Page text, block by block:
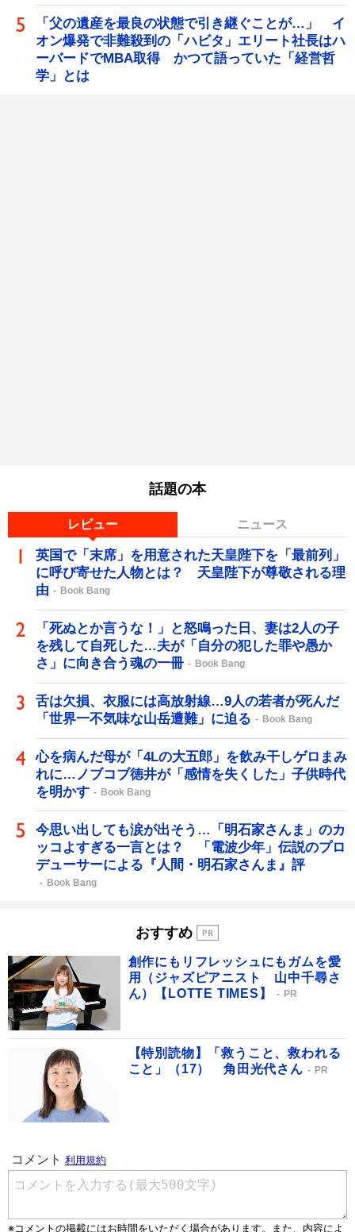
「父の遺産を最良の状態で引き継ぐことが…」 イ
オン爆発で非難殺到の「ハビタ」エリート社長はハ
ーバードでMBA取得 かつて語っていた「経営哲
学」とは
話題の本
レビュー ニュース
英国で「末席」を用意された天皇陛下を「最前列」
に呼び寄せた人物とは？ 天皇陛下が尊敬される理
由
Book Bang
「死ぬとか言うな！」と怒鳴った日、妻は2人の子
を残して自死した…夫が「自分の犯した罪や愚か
さ」に向き合う魂の一冊
Book Bang
舌は欠損、衣服には高放射線…9人の若者が死んだ
「世界一不気味な山岳遭難」に迫る
Book Bang
心を病んだ母が「4Lの大五郎」を飲み干しゲロまみ
れに…ノブコブ徳井が「感情を失くした」子供時代
を明かす
Book Bang
今思い出しても涙が出そう…「明石家さんま」のカ
ッコよすぎる一言とは？ 「電波少年」伝説のプロ
デューサーによる『人間・明石家さんま』評
Book Bang
おすすめ
創作にもリフレッシュにもガムを愛
用（ジャズピアニスト 山中千尋さ
ん）【LOTTE TIMES】
PR
【特別読物】「救うこと、救われる
こと」（17） 角田光代さん
PR